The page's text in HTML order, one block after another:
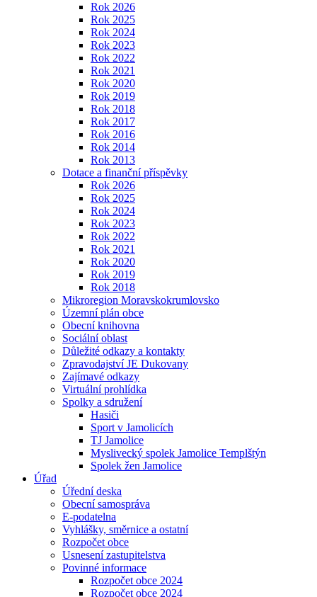
Rok 2026
Rok 2025
Rok 2024
Rok 2023
Rok 2022
Rok 2021
Rok 2020
Rok 2019
Rok 2018
Rok 2017
Rok 2016
Rok 2014
Rok 2013
Dotace a finanční příspěvky
Rok 2026
Rok 2025
Rok 2024
Rok 2023
Rok 2022
Rok 2021
Rok 2020
Rok 2019
Rok 2018
Mikroregion Moravskokrumlovsko
Územní plán obce
Obecní knihovna
Sociální oblast
Důležité odkazy a kontakty
Zpravodajství JE Dukovany
Zajímavé odkazy
Virtuální prohlídka
Spolky a sdružení
Hasiči
Sport v Jamolicích
TJ Jamolice
Myslivecký spolek Jamolice Templštýn
Spolek žen Jamolice
Úřad
Úřední deska
Obecní samospráva
E-podatelna
Vyhlášky, směrnice a ostatní
Rozpočet obce
Usnesení zastupitelstva
Povinné informace
Rozpočet obce 2024
Rozpočet obce 2024